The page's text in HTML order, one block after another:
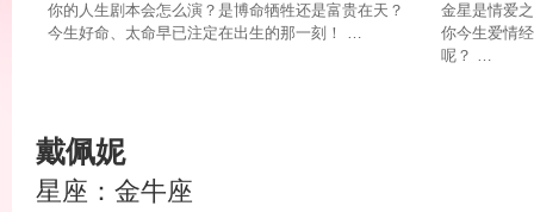
你的人生剧本会怎么演？是博命牺牲还是富贵在天？
今生好命、太命早已注定在出生的那一刻！ …
金星是情爱
你今生爱情
呢？ …
戴佩妮
星座：金牛座